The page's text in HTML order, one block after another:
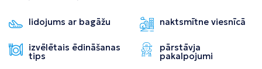
lidojums ar bagāžu naktsmītne viesnīcā
izvēlētais ēdināšanas
tips
pārstāvja
pakalpojumi